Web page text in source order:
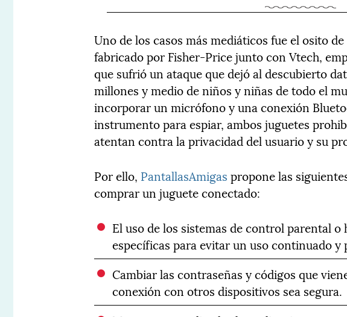
Uno de los casos más mediáticos fue el osito
fabricado por Fisher-Price junto con Vtech,
que sufrió un ataque que dejó al descubierto
millones y medio de niños y niñas de todo el
incorporar un micrófono y una conexión
instrumento para espiar, ambos juguetes
atentan contra la privacidad del usuario y su
Por ello, PantallasAmigas propone las
comprar un juguete conectado:
El uso de los sistemas de control parental
específicas para evitar un uso continuado
Cambiar las contraseñas y códigos que
conexión con otros dispositivos sea segura.